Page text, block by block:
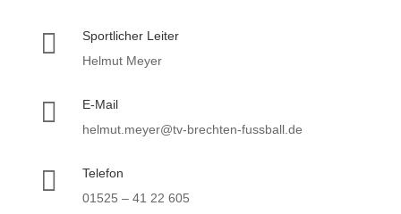

Sportlicher Leiter
Helmut Meyer

E-Mail
helmut.meyer@tv-brechten-fussball.de

Telefon
01525 – 41 22 605